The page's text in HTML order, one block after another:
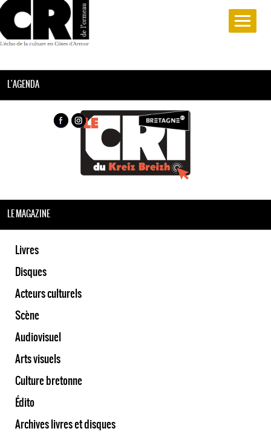
L'AGENDA
LE MAGAZINE
Livres
Disques
Acteurs culturels
Scène
Audiovisuel
Arts visuels
Culture bretonne
Édito
Archives livres et disques